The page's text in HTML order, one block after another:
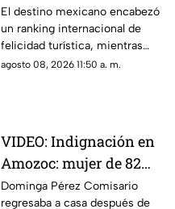
Tulum supera a Miami
y Bora Bora
El destino mexicano encabezó
un ranking internacional de
felicidad turística, mientras
Oaxaca también logró entrar al
agosto 08, 2026 11:50 a. m.
VIDEO: Indignación en
Amozoc: mujer de 82
años habría sido
Dominga Pérez Comisario
regresaba a casa después de